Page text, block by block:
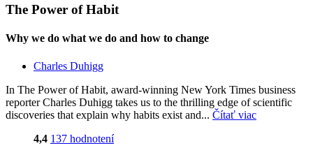
The Power of Habit
Why we do what we do and how to change
Charles Duhigg
In The Power of Habit, award-winning New York Times business
reporter Charles Duhigg takes us to the thrilling edge of scientific
discoveries that explain why habits exist and... Čítať viac
4,4 137 hodnotení